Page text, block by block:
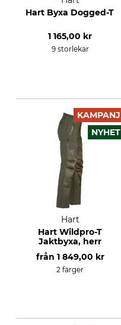
Hart Byxa Dogged-T
1 165,00 kr
9 storlekar
KAMPANJ
NYHET
Hart
Hart Wildpro-T
Jaktbyxa, herr
från 1 849,00 kr
2 färger